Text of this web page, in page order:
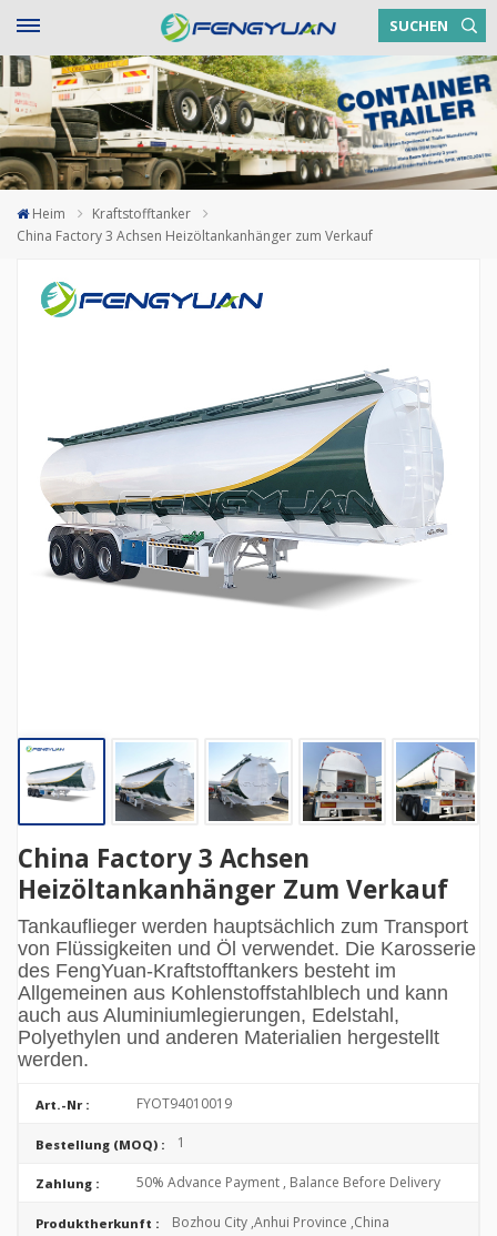
SUCHEN
Heim
Kraftstofftanker
China Factory 3 Achsen Heizöltankanhänger zum Verkauf
China Factory 3 Achsen
Heizöltankanhänger Zum Verkauf
Tankauflieger werden hauptsächlich zum Transport
von Flüssigkeiten und Öl verwendet. Die Karosserie
des FengYuan-Kraftstofftankers besteht im
Allgemeinen aus Kohlenstoffstahlblech und kann
auch aus Aluminiumlegierungen, Edelstahl,
Polyethylen und anderen Materialien hergestellt
werden.
Art.-Nr : FYOT94010019
Bestellung (MOQ) : 1
Zahlung : 50% Advance Payment , Balance Before Delivery
Produktherkunft : Bozhou City ,Anhui Province ,China